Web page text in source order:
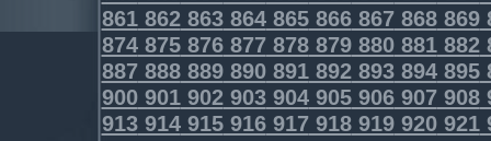
861862863864865866867868869
874875876877878879880881882
887888889890891892893894895
900901902903904905906907908
913914915916917918919920921